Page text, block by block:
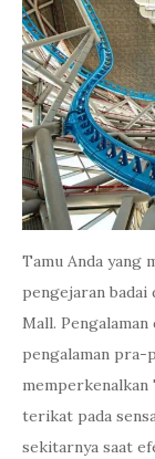
Tamu Anda yang
pengejaran badai
Mall.
pengalaman pra-
memperkenalkan
terikat pada
sekitarnya saat